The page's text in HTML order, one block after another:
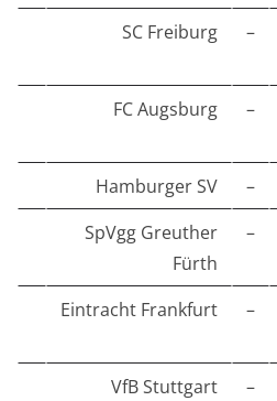
SC Freiburg –
FC Augsburg –
Hamburger SV –
SpVgg Greuther
Fürth
–
Eintracht Frankfurt –
VfB Stuttgart –